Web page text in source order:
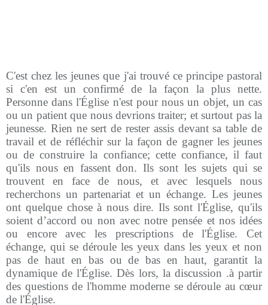
C'est chez les jeunes que j'ai trouvé ce principe pastoral
si c'en est un confirmé de la façon la plus nette.
Personne dans l'Église n'est pour nous un objet, un cas
ou un patient que nous devrions traiter; et surtout pas la
jeunesse. Rien ne sert de rester assis devant sa table de
travail et de réfléchir sur la façon de gagner les jeunes
ou de construire la confiance; cette confiance, il faut
qu'ils nous en fassent don. Ils sont les sujets qui se
trouvent en face de nous, et avec lesquels nous
recherchons un partenariat et un échange. Les jeunes
ont quelque chose à nous dire. Ils sont l'Église, qu'ils
soient d’accord ou non avec notre pensée et nos idées
ou encore avec les prescriptions de l'Église. Cet
échange, qui se déroule les yeux dans les yeux et non
pas de haut en bas ou de bas en haut, garantit la
dynamique de l'Église. Dès lors, la discussion .à partir
des questions de l'homme moderne se déroule au cœur
de l'Église.